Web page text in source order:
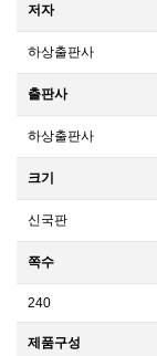
저자
하상출판사
출판사
하상출판사
크기
신국판
쪽수
240
제품구성